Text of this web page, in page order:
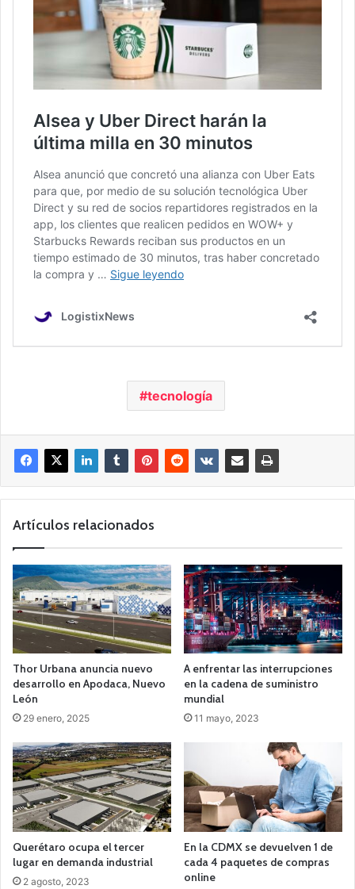
tecnología
Artículos relacionados
Thor Urbana anuncia nuevo
desarrollo en Apodaca, Nuevo
León
29 enero, 2025
A enfrentar las interrupciones
en la cadena de suministro
mundial
11 mayo, 2023
Querétaro ocupa el tercer
lugar en demanda industrial
2 agosto, 2023
En la CDMX se devuelven 1 de
cada 4 paquetes de compras
online